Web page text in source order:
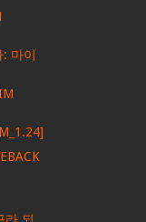
마이
라 되